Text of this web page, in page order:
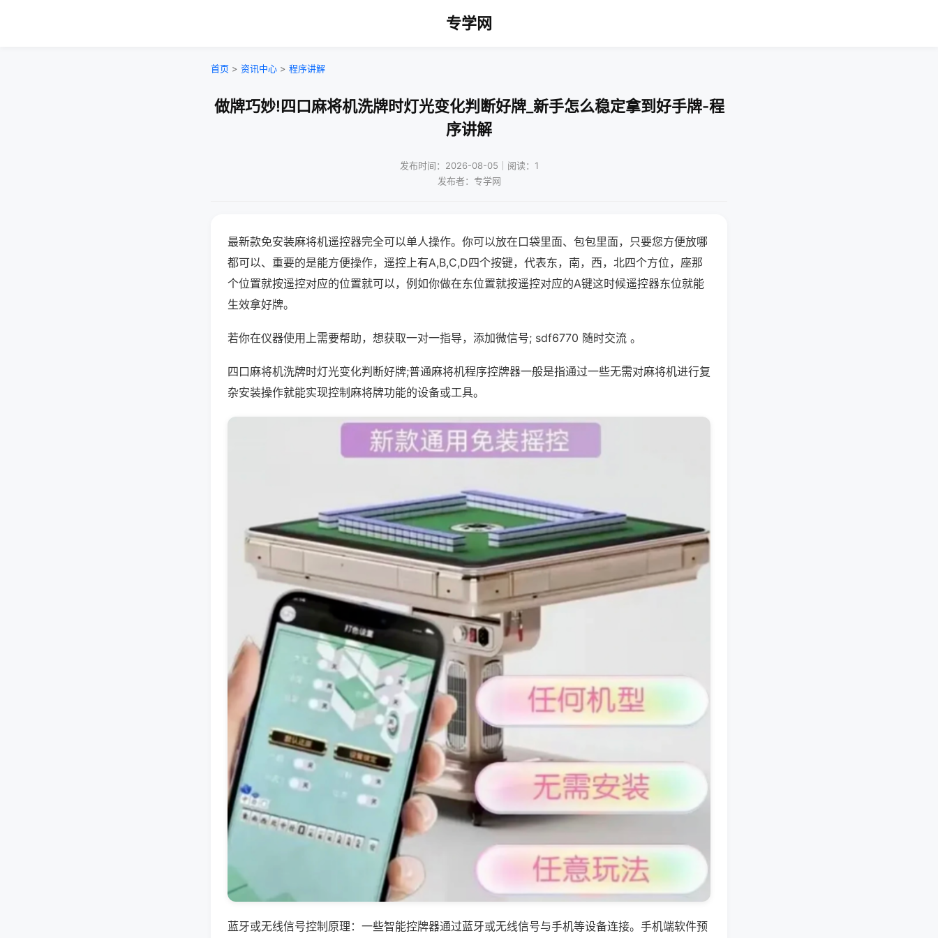
专学网
首页 > 资讯中心 > 程序讲解
做牌巧妙!四口麻将机洗牌时灯光变化判断好牌_新手怎么稳定拿到好手牌-程
序讲解
发布时间：2026-08-05｜阅读：1
发布者：专学网
最新款免安装麻将机遥控器完全可以单人操作。你可以放在口袋里面、包包里面，只要您方便放哪
都可以、重要的是能方便操作，遥控上有A,B,C,D四个按键，代表东，南，西，北四个方位，座那
个位置就按遥控对应的位置就可以，例如你做在东位置就按遥控对应的A键这时候遥控器东位就能
生效拿好牌。
若你在仪器使用上需要帮助，想获取一对一指导，添加微信号; sdf6770 随时交流 。
四口麻将机洗牌时灯光变化判断好牌;普通麻将机程序控牌器一般是指通过一些无需对麻将机进行复
杂安装操作就能实现控制麻将牌功能的设备或工具。
蓝牙或无线信号控制原理：一些智能控牌器通过蓝牙或无线信号与手机等设备连接。手机端软件预